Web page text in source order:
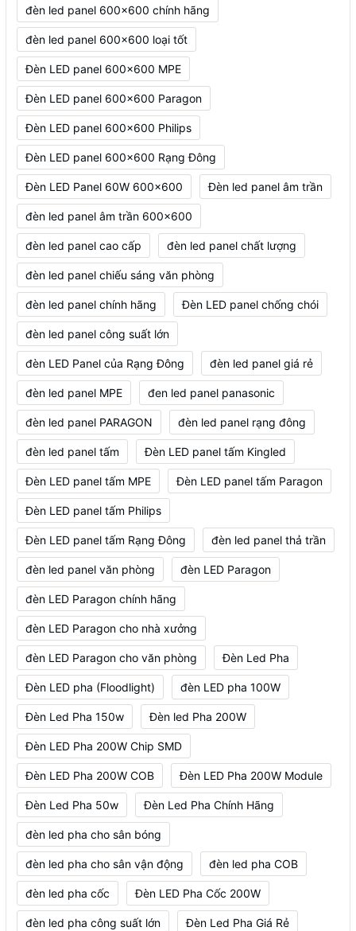
đèn led panel 600x600 chính hãng
đèn led panel 600x600 loại tốt
Đèn LED panel 600x600 MPE
Đèn LED panel 600x600 Paragon
Đèn LED panel 600x600 Philips
Đèn LED panel 600x600 Rạng Đông
Đèn LED Panel 60W 600x600 Đèn led panel âm trần
đèn led panel âm trần 600x600
đèn led panel cao cấp đèn led panel chất lượng
đèn led panel chiếu sáng văn phòng
đèn led panel chính hãng Đèn LED panel chống chói
đèn led panel công suất lớn
đèn LED Panel của Rạng Đông đèn led panel giá rẻ
đèn led panel MPE đen led panel panasonic
đèn led panel PARAGON đèn led panel rạng đông
đèn led panel tấm Đèn LED panel tấm Kingled
Đèn LED panel tấm MPE Đèn LED panel tấm Paragon
Đèn LED panel tấm Philips
Đèn LED panel tấm Rạng Đông đèn led panel thả trần
đèn led panel văn phòng đèn LED Paragon
đèn LED Paragon chính hãng
đèn LED Paragon cho nhà xưởng
đèn LED Paragon cho văn phòng Đèn Led Pha
Đèn LED pha (Floodlight) đèn LED pha 100W
Đèn Led Pha 150w Đèn led Pha 200W
Đèn LED Pha 200W Chip SMD
Đèn LED Pha 200W COB Đèn LED Pha 200W Module
Đèn Led Pha 50w Đèn Led Pha Chính Hãng
đèn led pha cho sân bóng
đèn led pha cho sân vận động đèn led pha COB
đèn led pha cốc Đèn LED Pha Cốc 200W
đèn led pha công suất lớn Đèn Led Pha Giá Rẻ